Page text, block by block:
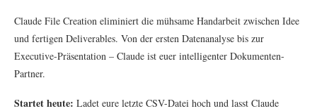
Claude File Creation eliminiert die mühsame Handarbeit zwischen Idee
und fertigen Deliverables. Von der ersten Datenanalyse bis zur
Executive-Präsentation – Claude ist euer intelligenter Dokumenten-
Partner.
Startet heute: Ladet eure letzte CSV-Datei hoch und lasst Claude